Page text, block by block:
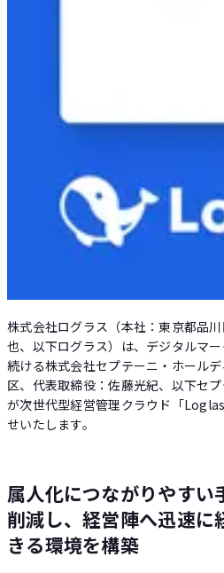
株式会社ログラス（本社：東京都品
也、以下ログラス）は、デジタルマ
続ける株式会社セプテーニ・ホール
区、代表取締役：佐藤光紀、以下セプ
が次世代型経営管理クラウド「
せいたします。
属人化につながりやすい
削減し、経営陣へ迅速に
きる環境を構築